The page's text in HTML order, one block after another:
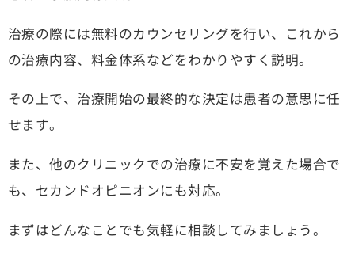
治療の際には無料のカウンセリングを行い、これから
の治療内容、料金体系などをわかりやすく説明。
その上で、治療開始の最終的な決定は患者の意思に任
せます。
また、他のクリニックでの治療に不安を覚えた場合で
も、セカンドオピニオンにも対応。
まずはどんなことでも気軽に相談してみましょう。